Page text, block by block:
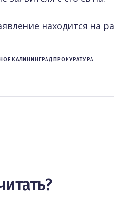
находится на
КАЛИНИНГРАДПРОКУРАТУРА